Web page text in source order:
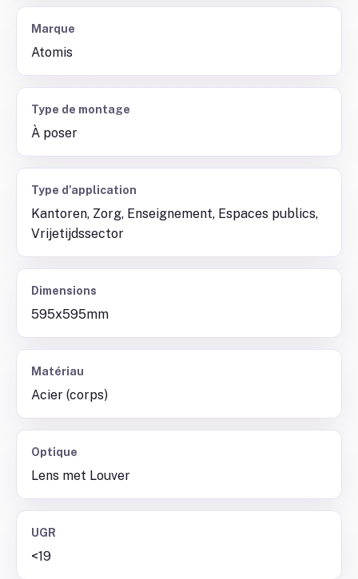
Marque
Atomis
Type de montage
À poser
Type d'application
Kantoren, Zorg, Enseignement, Espaces publics,
Vrijetijdssector
Dimensions
595x595mm
Matériau
Acier (corps)
Optique
Lens met Louver
UGR
<19